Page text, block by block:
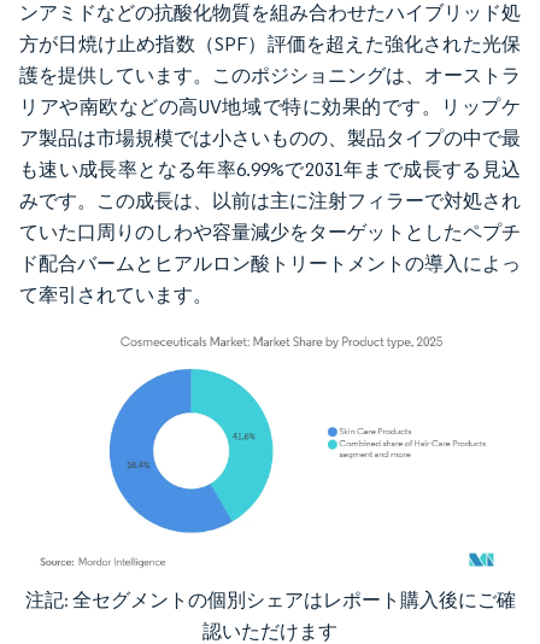
ンアミドなどの抗酸化物質を組み合わせたハイブリッド処
方が日焼け止め指数（SPF）評価を超えた強化された光保
護を提供しています。このポジショニングは、オーストラ
リアや南欧などの高UV地域で特に効果的です。リップケ
ア製品は市場規模では小さいものの、製品タイプの中で最
も速い成長率となる年率6.99%で2031年まで成長する見込
みです。この成長は、以前は主に注射フィラーで対処され
ていた口周りのしわや容量減少をターゲットとしたペプチ
ド配合バームとヒアルロン酸トリートメントの導入によっ
て牽引されています。
画像 © Mordor Intelligence。再利用にはCC BY 4.0の表示が必要です。
注記: 全セグメントの個別シェアはレポート購入後にご確
認いただけます